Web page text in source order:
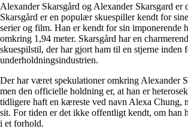
Alexander Skarsgård og Alexander Skarsgard er
Skarsgård er en populær skuespiller kendt for
serier og film. Han er kendt for sin imponerende
omkring 1,94 meter. Skarsgård har en
skuespilstil, der har gjort ham til en stjerne inden
underholdningsindustrien.
Der har været spekulationer omkring Alexander
men den officielle holdning er, at han er
tidligere haft en kæreste ved navn Alexa Chung,
sit. For tiden er det ikke offentligt kendt, om han
i et forhold.